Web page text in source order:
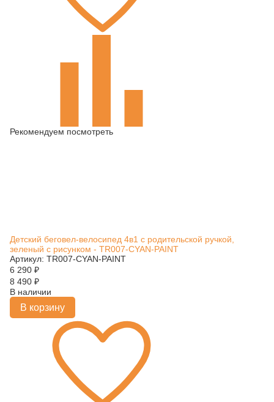
Рекомендуем посмотреть
Детский беговел-велосипед 4в1 с родительской ручкой,
зеленый с рисунком - TR007-CYAN-PAINT
Артикул: TR007-CYAN-PAINT
6 290 ₽
8 490 ₽
В наличии
В корзину